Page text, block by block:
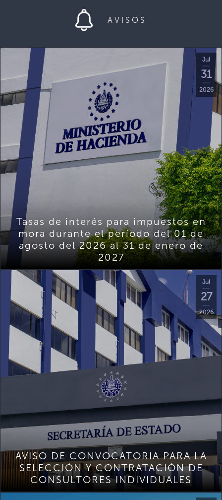
AVISOS
Jul
31
2026
Tasas de interés para impuestos en
mora durante el período del 01 de
agosto del 2026 al 31 de enero de
2027
Jul
27
2026
AVISO DE CONVOCATORIA PARA LA
SELECCIÓN Y CONTRATACIÓN DE
CONSULTORES INDIVIDUALES